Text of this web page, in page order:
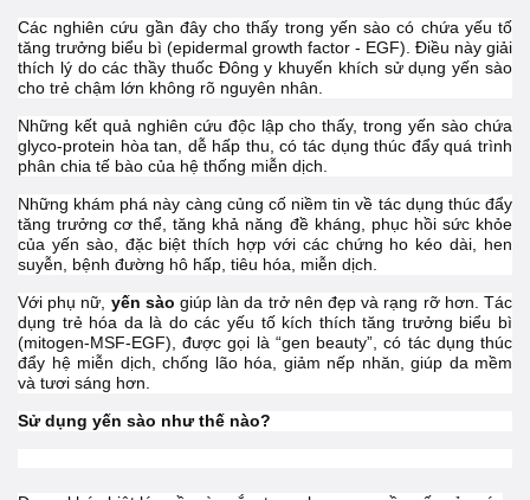
Các nghiên cứu gần đây cho thấy trong yến sào có chứa yếu tố
tăng trưởng biểu bì (epidermal growth factor - EGF). Điều này giải
thích lý do các thầy thuốc Đông y khuyến khích sử dụng yến sào
cho trẻ chậm lớn không rõ nguyên nhân.
Những kết quả nghiên cứu độc lập cho thấy, trong yến sào chứa
glyco-protein hòa tan, dễ hấp thu, có tác dụng thúc đẩy quá trình
phân chia tế bào của hệ thống miễn dịch.
Những khám phá này càng củng cố niềm tin về tác dụng thúc đẩy
tăng trưởng cơ thể, tăng khả năng đề kháng, phục hồi sức khỏe
của yến sào, đặc biệt thích hợp với các chứng ho kéo dài, hen
suyễn, bệnh đường hô hấp, tiêu hóa, miễn dịch.
Với phụ nữ, yến sào giúp làn da trở nên đẹp và rạng rỡ hơn. Tác
dụng trẻ hóa da là do các yếu tố kích thích tăng trưởng biểu bì
(mitogen-MSF-EGF), được gọi là “gen beauty”, có tác dụng thúc
đẩy hệ miễn dịch, chống lão hóa, giảm nếp nhăn, giúp da mềm
và tươi sáng hơn.
Sử dụng yến sào như thế nào?